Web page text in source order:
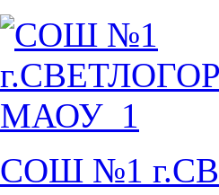
СОШ №1